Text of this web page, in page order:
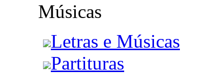
Músicas
Letras e Músicas
Partituras